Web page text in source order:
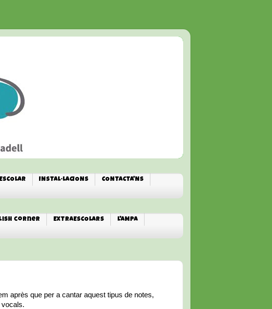
INSTAL·LACIONS
CONTACTA'NS
corner EXTRAESCOLARS
L'AMPA
après que per a cantar aquest tipus de notes,